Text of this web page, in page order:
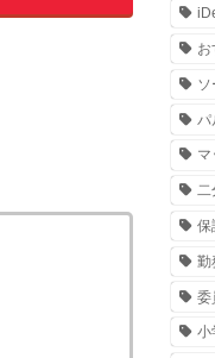
マ
二
保
勤
委
小